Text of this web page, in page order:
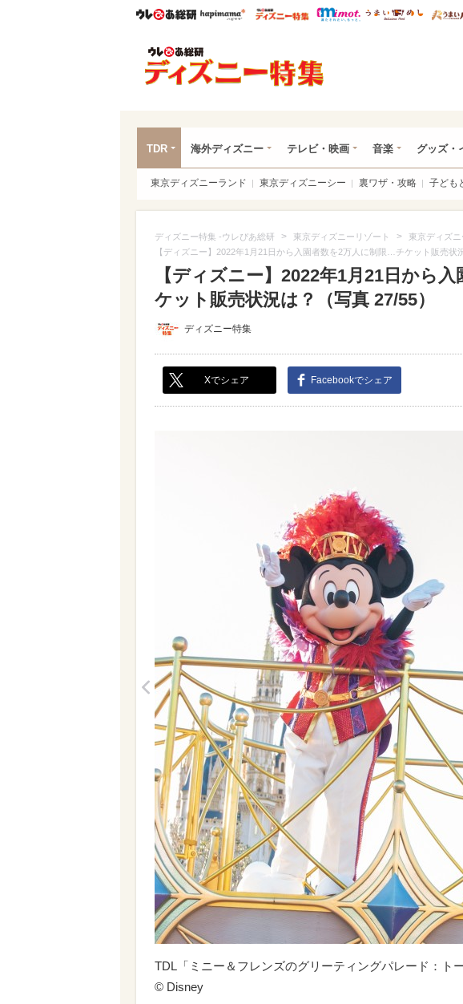
ウレぴあ総研ハピママ* ウレぴあ総研 ディズニー特
mimot. うまい
TDR 海外ディズニー テレビ・映画 音楽 グッズ・
東京ディズニーランド 東京ディズニーシー 裏ワザ・攻略 子ども
ディズニー特集 -ウレぴあ総研 > 東京ディズニーリゾート > 東京ディズニ
【ディズニー】2022年1月21日から入園者数を2万人に制限…チケット販売状
【ディズニー】2022年1月21日から
ケット販売状況は？（写真 27/55）
ディズニー特集
Xでシェア Facebookでシェア
TDL「ミニー＆フレンズのグリーティングパレード：ト
©︎ Disney